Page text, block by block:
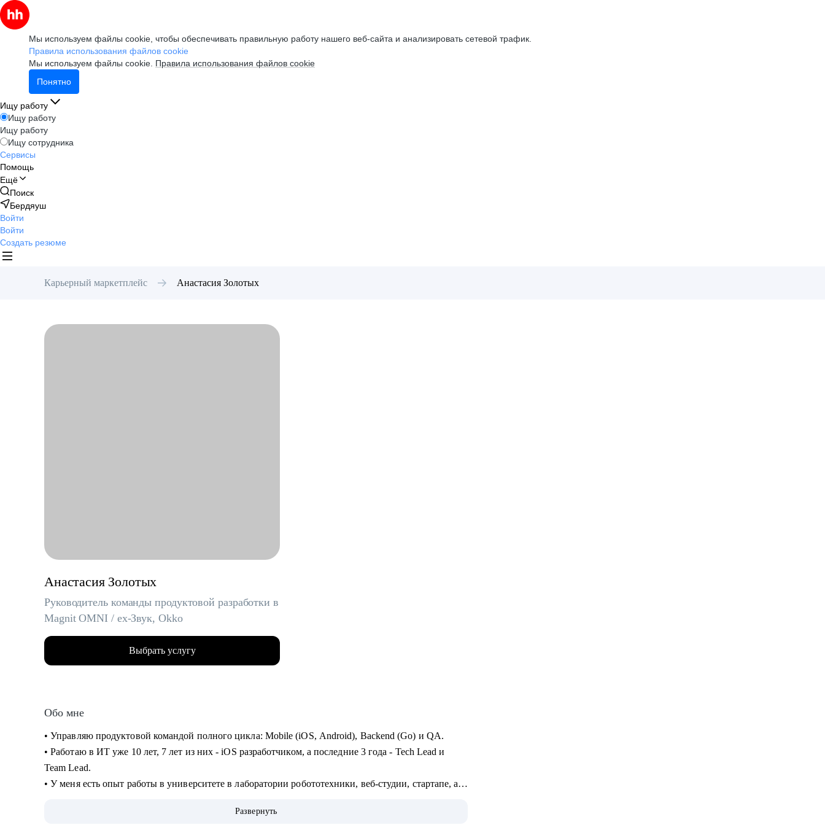
Мы используем файлы cookie, чтобы обеспечивать правильную работу нашего веб-сайта и анализировать сетевой трафик.
Правила использования файлов cookie
Мы используем файлы cookie. Правила использования файлов cookie
Понятно
Ищу работу
Ищу работу
Ищу работу
Ищу сотрудника
Сервисы
Помощь
Ещё
Поиск
Бердяуш
Войти
Войти
Создать резюме
Карьерный маркетплейс Анастасия Золотых
Анастасия Золотых
Руководитель команды продуктовой разработки в
Magnit OMNI / ex-Звук, Okko
Выбрать услугу
Обо мне
• Управляю продуктовой командой полного цикла: Mobile (iOS, Android), Backend (Go) и QA.
• Работаю в ИТ уже 10 лет, 7 лет из них - iOS разработчиком, а последние 3 года - Tech Lead и
Team Lead.
• У меня есть опыт работы в университете в лаборатории робототехники, веб-студии, стартапе, а
• На всех проектах работала с легаси и распиливала монолит с командой - могу помочь
Развернуть